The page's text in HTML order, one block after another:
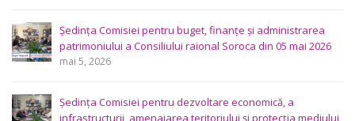
Despro Noi
Este o pagină web care reflectă procesul decizional al autorităților
implice în mod constructiv în monitorizarea activității și luarea deciziilor
de către Consiliului Raional Soroca. Pagina este creată și actualizată de